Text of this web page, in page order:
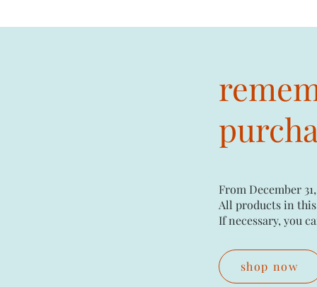
From December
All products in
If necessary, you
shop now